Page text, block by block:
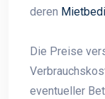
deren
Die Preise
eventueller